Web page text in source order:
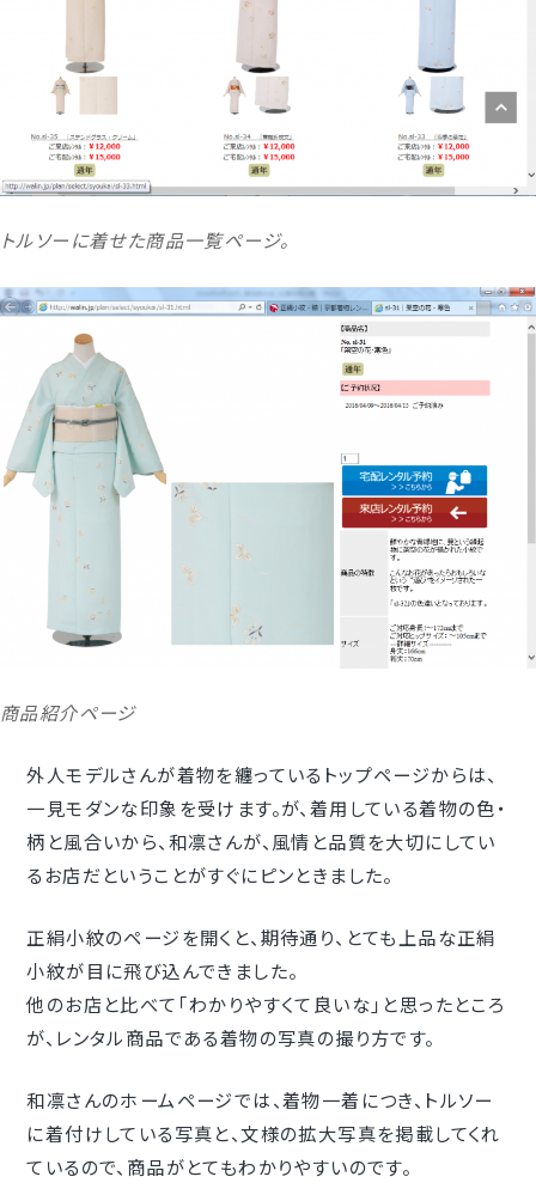
トルソーに着せた商品一覧ページ。
商品紹介ページ
外人モデルさんが着物を纏っているトップページからは、
一見モダンな印象を受けます。が、着用している着物の色・
柄と風合いから、和凛さんが、風情と品質を大切にしてい
るお店だということがすぐにピンときました。
正絹小紋のページを開くと、期待通り、とても上品な正絹
小紋が目に飛び込んできました。
他のお店と比べて｢わかりやすくて良いな｣と思ったところ
が、レンタル商品である着物の写真の撮り方です。
和凛さんのホームページでは、着物一着につき、トルソー
に着付けしている写真と、文様の拡大写真を掲載してくれ
ているので、商品がとてもわかりやすいのです。